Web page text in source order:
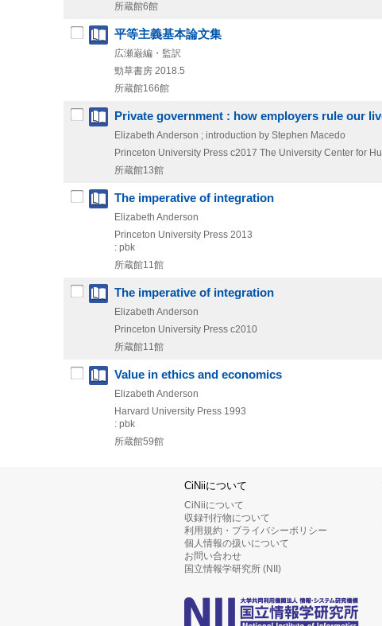
所蔵館6館
平等主義基本論文集
広瀬巌編・監訳
勁草書房 2018.5
所蔵館166館
Private government : how employers rule our
Elizabeth Anderson ; introduction by Stephen Macedo
Princeton University Press c2017 The University Center for
所蔵館13館
The imperative of integration
Elizabeth Anderson
Princeton University Press 2013
: pbk
所蔵館11館
The imperative of integration
Elizabeth Anderson
Princeton University Press c2010
所蔵館11館
Value in ethics and economics
Elizabeth Anderson
Harvard University Press 1993
: pbk
所蔵館59館
CiNiiについて
CiNiiについて
収録刊行物について
利用規約・プライバシーポリシー
個人情報の扱いについて
お問い合わせ
国立情報学研究所 (NII)